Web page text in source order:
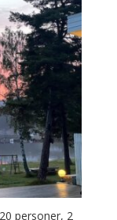
personer, 2